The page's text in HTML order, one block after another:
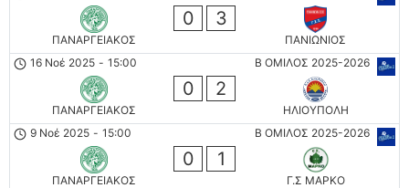
ΠΑΝΑΡΓΕΙΑΚΟΣ
0 3
ΠΑΝΙΩΝΙΟΣ
Β ΟΜΙΛΟΣ 2025-2026
16 Νοέ 2025 - 15:00
ΠΑΝΑΡΓΕΙΑΚΟΣ
0 2
ΗΛΙΟΥΠΟΛΗ
Β ΟΜΙΛΟΣ 2025-2026
9 Νοέ 2025 - 15:00
ΠΑΝΑΡΓΕΙΑΚΟΣ
0 1
Γ.Σ ΜΑΡΚΟ